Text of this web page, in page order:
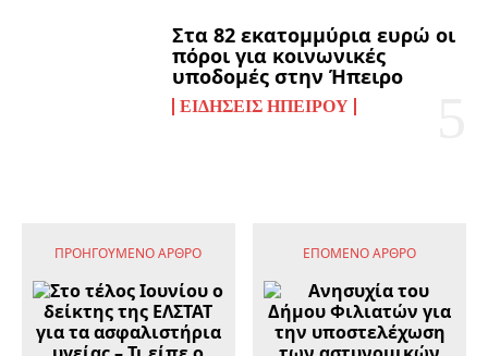
Στα 82 εκατομμύρια ευρώ οι
πόροι για κοινωνικές
υποδομές στην Ήπειρο
ΕΙΔΉΣΕΙΣ ΗΠΕΊΡΟΥ
ΠΡΟΗΓΟΎΜΕΝΟ ΆΡΘΡΟ ΕΠΌΜΕΝΟ ΆΡΘΡΟ